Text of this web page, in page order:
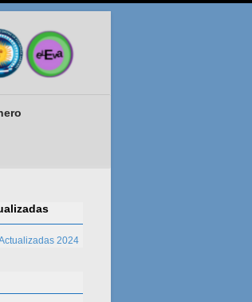
2024